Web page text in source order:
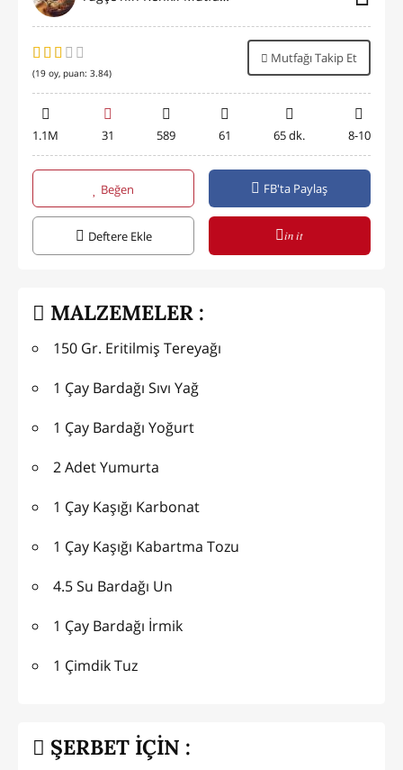
(19 oy, puan: 3.84)
Mutfağı Takip Et
1.1M 31 589 61 65 dk. 8-10
Beğen FB'ta Paylaş
Deftere Ekle in it
MALZEMELER :
150 Gr. Eritilmiş Tereyağı
1 Çay Bardağı Sıvı Yağ
1 Çay Bardağı Yoğurt
2 Adet Yumurta
1 Çay Kaşığı Karbonat
1 Çay Kaşığı Kabartma Tozu
4.5 Su Bardağı Un
1 Çay Bardağı İrmik
1 Çimdik Tuz
ŞERBET İÇİN :